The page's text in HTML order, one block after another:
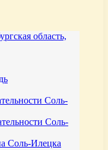
область,
Соль-
Соль-
Соль-Илецка